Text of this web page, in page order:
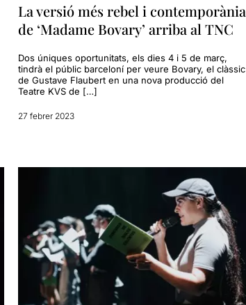
La versió més rebel i contemporània
de ‘Madame Bovary’ arriba al TNC
Dos úniques oportunitats, els dies 4 i 5 de març,
tindrà el públic barceloní per veure Bovary, el clàssic
de Gustave Flaubert en una nova producció del
Teatre KVS de […]
27 febrer 2023